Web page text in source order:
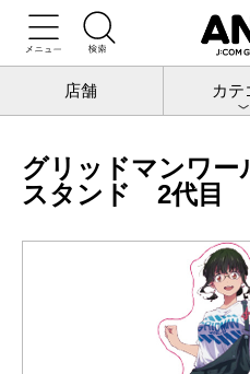
店舗 カテ
トップ グリッドマンワールド
グリッドマンワールド KVアクリルス
グリッドマンワ
スタンド 2代目